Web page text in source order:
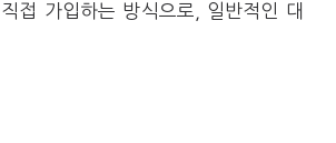
접 가입하는 방식으로, 일반적인 대